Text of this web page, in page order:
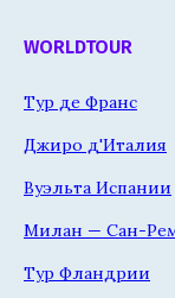
WORLDTOUR
Тур де Франс
Джиро д'Италия
Вуэльта Испании
Милан — Сан-
Тур Фландрии